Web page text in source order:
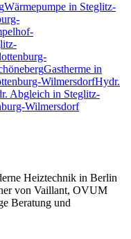
Wärmepumpe in Steglitz-
Gastherme in
WilmersdorfHydr.
Abgleich in Steglitz-
Wilmersdorf
Heiztechnik in Berlin
von Vaillant, OVUM
Beratung und